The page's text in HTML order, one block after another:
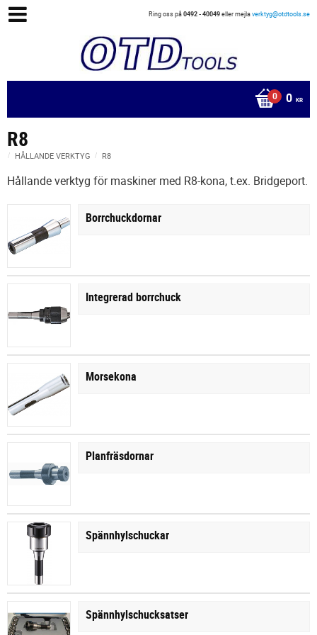
Ring oss på0492 - 40049eller mejlaverktyg@otdtools.se
0 KR
R8
HÅLLANDE VERKTYG R8
Hållande verktyg för maskiner med R8-kona, t.ex. Bridgeport.
Borrchuckdornar
Integrerad borrchuck
Morsekona
Planfräsdornar
Spännhylschuckar
Spännhylschucksatser